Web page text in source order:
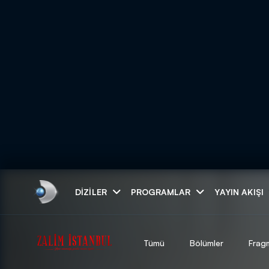
DIZILER PROGRAMLAR YAYIN AKIŞI
Tümü Bölümler